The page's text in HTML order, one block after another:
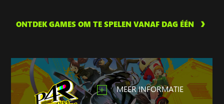
ONTDEK GAMES OM TE SPELEN VANAF DAG ÉÉN
MEER INFORMATIE